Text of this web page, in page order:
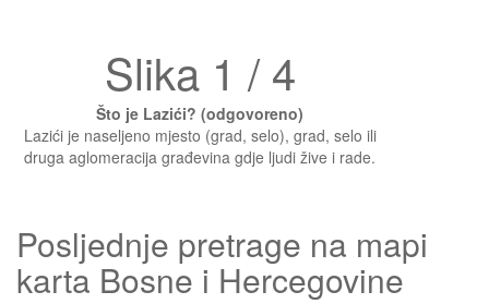
Slika 1 / 4
Što je Lazići? (odgovoreno)
Lazići je naseljeno mjesto (grad, selo), grad, selo ili
druga aglomeracija građevina gdje ljudi žive i rade.
Posljednje pretrage na mapi
karta Bosne i Hercegovine